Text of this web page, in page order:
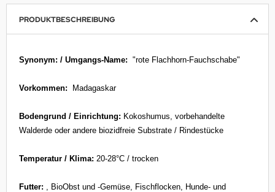
PRODUKTBESCHREIBUNG
Synonym: / Umgangs-Name: "rote Flachhorn-Fauchschabe"
Vorkommen: Madagaskar
Bodengrund / Einrichtung: Kokoshumus, vorbehandelte
Walderde oder andere biozidfreie Substrate / Rindestücke
Temperatur / Klima: 20-28°C / trocken
Futter: , BioObst und -Gemüse, Fischflocken, Hunde- und